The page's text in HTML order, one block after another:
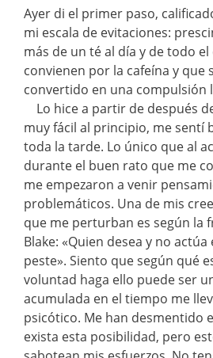
Ayer di el primer paso,
mi escala de evitaciones:
más de un té al día y de todo
convienen por la cafeína y que
convertido en una compulsión
Lo hice a partir de después
muy fácil al principio, me sentí
toda la tarde. Lo único que al
durante el buen rato que me
me empezaron a venir
problemáticos. Una de mis
que me perturban es según la
Blake: «Quien desea y no
peste». Siento que según qué
voluntad haga ello puede ser
acumulada en el tiempo me
psicótico. Me han desmentido
exista esta posibilidad, pero